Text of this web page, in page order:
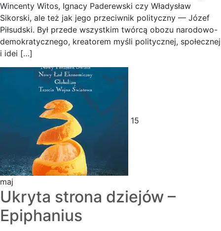
Wincenty Witos, Ignacy Paderewski czy Władysław
Sikorski, ale też jak jego przeciwnik polityczny — Józef
Piłsudski. Był przede wszystkim twórcą obozu narodowo-
demokratycznego, kreatorem myśli politycznej, społecznej
i idei […]
15
maj
Ukryta strona dziejów –
Epiphanius